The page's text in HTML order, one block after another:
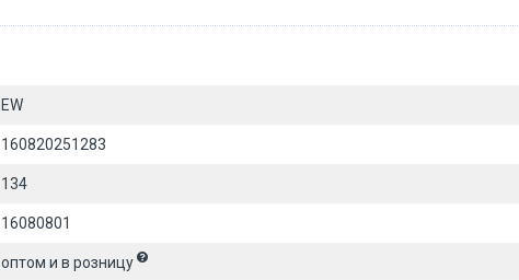
EW
160820251283
134
16080801
оптом и в розницу